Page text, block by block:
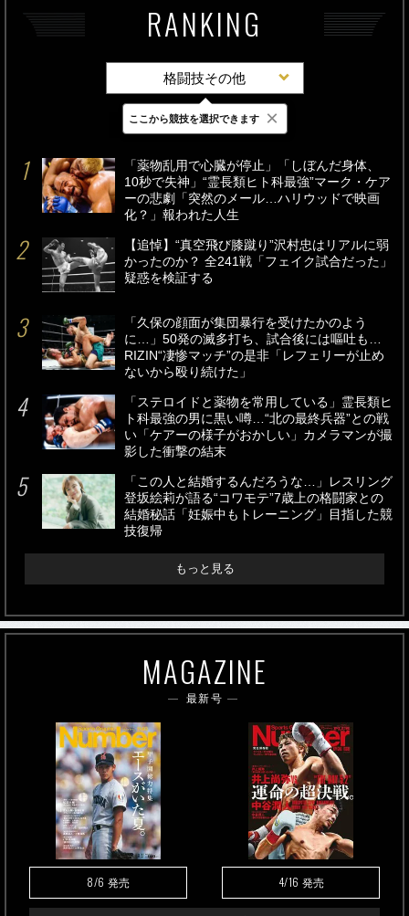
RANKING
格闘技その他
最新 24時間 週間
「薬物乱用で心臓が停止」「しぼんだ身体、
10秒で失神」“霊長類ヒト科最強”マーク・ケア
ーの悲劇「突然のメール…ハリウッドで映画
化？」報われた人生
【追悼】“真空飛び膝蹴り”沢村忠はリアルに弱
かったのか？ 全241戦「フェイク試合だった」
疑惑を検証する
「久保の顔面が集団暴行を受けたかのよう
に…」50発の滅多打ち、試合後には嘔吐も…
RIZIN“凄惨マッチ”の是非「レフェリーが止め
ないから殴り続けた」
「ステロイドと薬物を常用している」霊長類ヒ
ト科最強の男に黒い噂…“北の最終兵器”との戦
い「ケアーの様子がおかしい」カメラマンが撮
影した衝撃の結末
「この人と結婚するんだろうな…」レスリング
登坂絵莉が語る“コワモテ”7歳上の格闘家との
結婚秘話「妊娠中もトレーニング」目指した競
技復帰
もっと見る
MAGAZINE
最新号
8/6 発売 4/16 発売
ここから競技を選択できます ×